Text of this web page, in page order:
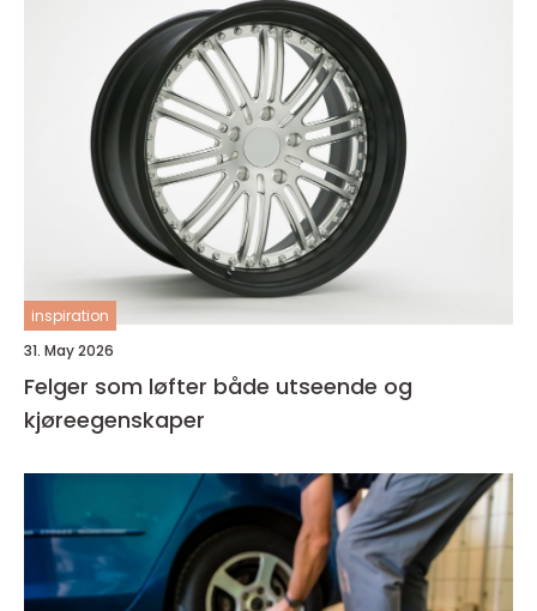
inspiration
31. May 2026
Felger som løfter både utseende og
kjøreegenskaper